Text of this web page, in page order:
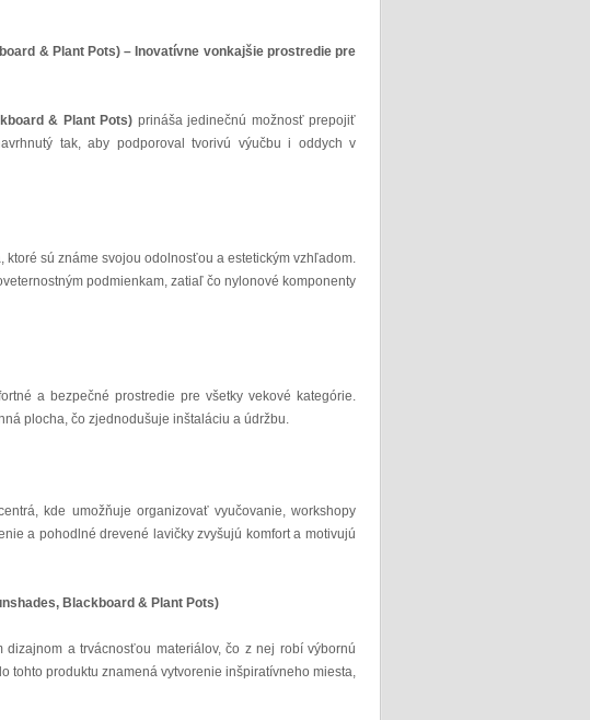
& Plant Pots) – Inovatívne vonkajšie prostredie pre
& Plant Pots) prináša jedinečnú možnosť prepojiť
tak, aby podporoval tvorivú výučbu i oddych v
sú známe svojou odolnosťou a estetickým vzhľadom.
podmienkam, zatiaľ čo nylonové komponenty
a bezpečné prostredie pre všetky vekové kategórie.
plocha, čo zjednodušuje inštaláciu a údržbu.
kde umožňuje organizovať vyučovanie, workshopy
a pohodlné drevené lavičky zvyšujú komfort a motivujú
Blackboard & Plant Pots)
a trvácnosťou materiálov, čo z nej robí výbornú
tohto produktu znamená vytvorenie inšpiratívneho miesta,